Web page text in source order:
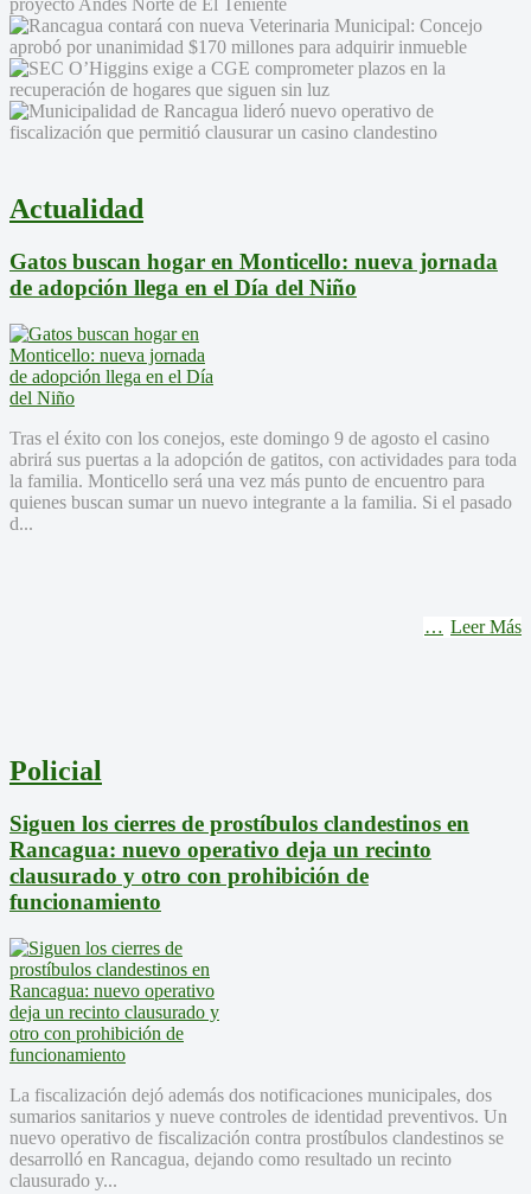
Actualidad
Gatos buscan hogar en Monticello: nueva jornada
de adopción llega en el Día del Niño
Tras el éxito con los conejos, este domingo 9 de agosto el casino
abrirá sus puertas a la adopción de gatitos, con actividades para toda
la familia. Monticello será una vez más punto de encuentro para
quienes buscan sumar un nuevo integrante a la familia. Si el pasado
d...
Leer Más
Policial
Siguen los cierres de prostíbulos clandestinos en
Rancagua: nuevo operativo deja un recinto
clausurado y otro con prohibición de
funcionamiento
La fiscalización dejó además dos notificaciones municipales, dos
sumarios sanitarios y nueve controles de identidad preventivos. Un
nuevo operativo de fiscalización contra prostíbulos clandestinos se
desarrolló en Rancagua, dejando como resultado un recinto
clausurado y...